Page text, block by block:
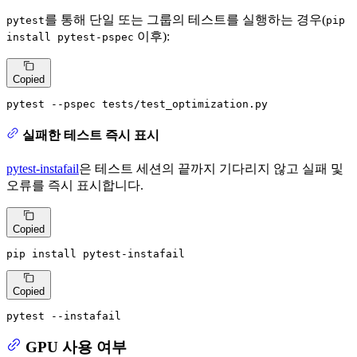
pytest를 통해 단일 또는 그룹의 테스트를 실행하는 경우(pip
install pytest-pspec 이후):
Copied
pytest --pspec tests/test_optimization.py
실패한 테스트 즉시 표시
pytest-instafail은 테스트 세션의 끝까지 기다리지 않고 실패 및
오류를 즉시 표시합니다.
Copied
pip install pytest-instafail
Copied
pytest --instafail
GPU 사용 여부